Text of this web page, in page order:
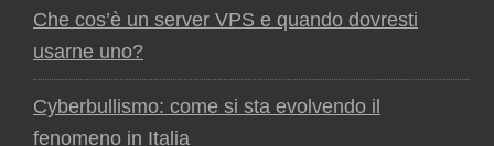
Che cos’è un server VPS e quando dovresti
usarne uno?
Cyberbullismo: come si sta evolvendo il
fenomeno in Italia